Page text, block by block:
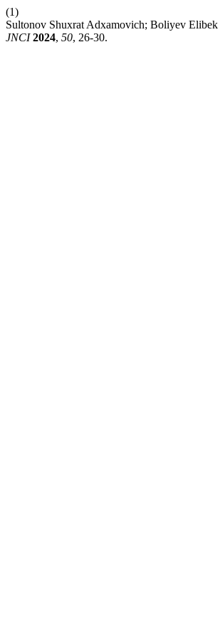
(1)
Sultonov Shuxrat Adxamovich; Boliyev
JNCI 2024, 50, 26-30.